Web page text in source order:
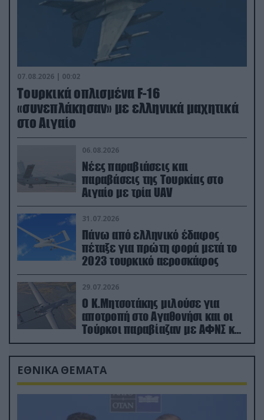
07.08.2026 | 00:02
Τουρκικά οπλισμένα F-16
«συνεπλάκησαν» με ελληνικά μαχητικά
στο Αιγαίο
06.08.2026
Νέες παραβιάσεις και
παραβάσεις της Τουρκίας στο
Αιγαίο με τρία UAV
31.07.2026
Πάνω από ελληνικό έδαφος
πέταξε για πρώτη φορά μετά το
2023 τουρκικό αεροσκάφος
29.07.2026
Ο Κ.Μητσοτάκης μιλούσε για
αποτροπή στο Αγαθονήσι και οι
Τούρκοι παραβίαζαν με ΑΦΝΣ και
drone
ΕΘΝΙΚΑ ΘΕΜΑΤΑ